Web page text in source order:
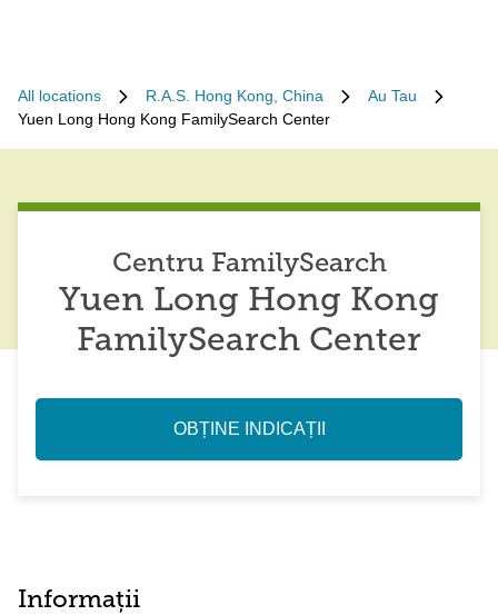
All locations R.A.S. Hong Kong, China
Au Tau
Yuen Long Hong Kong FamilySearch Center
Centru FamilySearch
Yuen Long Hong Kong
FamilySearch Center
OBȚINE INDICAȚII
Informații